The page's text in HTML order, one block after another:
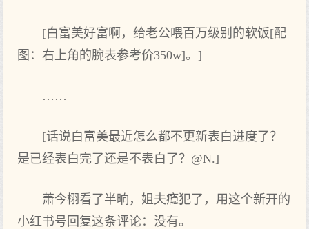
[白富美好富啊，给老公喂百万级别的软饭[配
图：右上‌角的腕表参考价350w]。]
……
[话说白富美最近怎么都不更新表白进度了？
是已‌经表白完了还是不表白了？@N.]
萧今栩看了半晌，姐夫瘾犯了，用这个新开的
小红书号回复这条评论：没‌有。